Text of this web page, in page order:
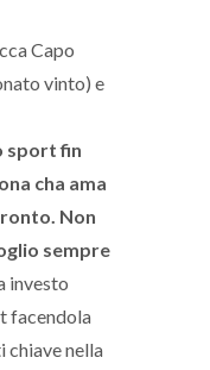
Capo
vinto) e
sport fin
cha ama
Non
sempre
investo
facendola
chiave nella